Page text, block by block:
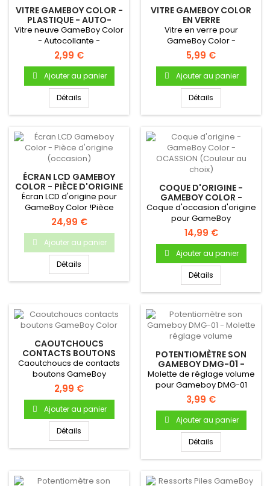
VITRE GAMEBOY COLOR -
PLASTIQUE - AUTO-
ADHÉSIVE
Vitre neuve GameBoy Color
- Autocollante -
Uniquement pour Gameboy
Color.
2,99 €
Ajouter au panier
Détails
VITRE GAMEBOY COLOR
EN VERRE
Vitre en verre pour
GameBoy Color -
Autocollante - Uniquement
pour Gameboy...
5,99 €
Ajouter au panier
Détails
ÉCRAN LCD GAMEBOY
COLOR - PIÈCE D'ORIGINE
(OCCASION)
Écran LCD d'origine pour
GameBoy Color !Pièce
d'origine Nintendo
Occasion...
24,99 €
Ajouter au panier
Détails
COQUE D'ORIGINE -
GAMEBOY COLOR -
OCASSION (COULEUR AU
CHOIX)
Coque d'occasion d'origine
pour GameBoy
ColorDémontée sur une
console...
14,99 €
Ajouter au panier
Détails
CAOUTCHOUCS
CONTACTS BOUTONS
GAMEBOY COLOR
Caoutchoucs de contacts
boutons GameBoy
ColorPour Gameboy Color
Bouton A...
2,99 €
Ajouter au panier
Détails
POTENTIOMÈTRE SON
GAMEBOY DMG-01 -
MOLETTE RÉGLAGE
VOLUME
Molette de réglage volume
pour Gameboy DMG-01
3,99 €
Ajouter au panier
Détails